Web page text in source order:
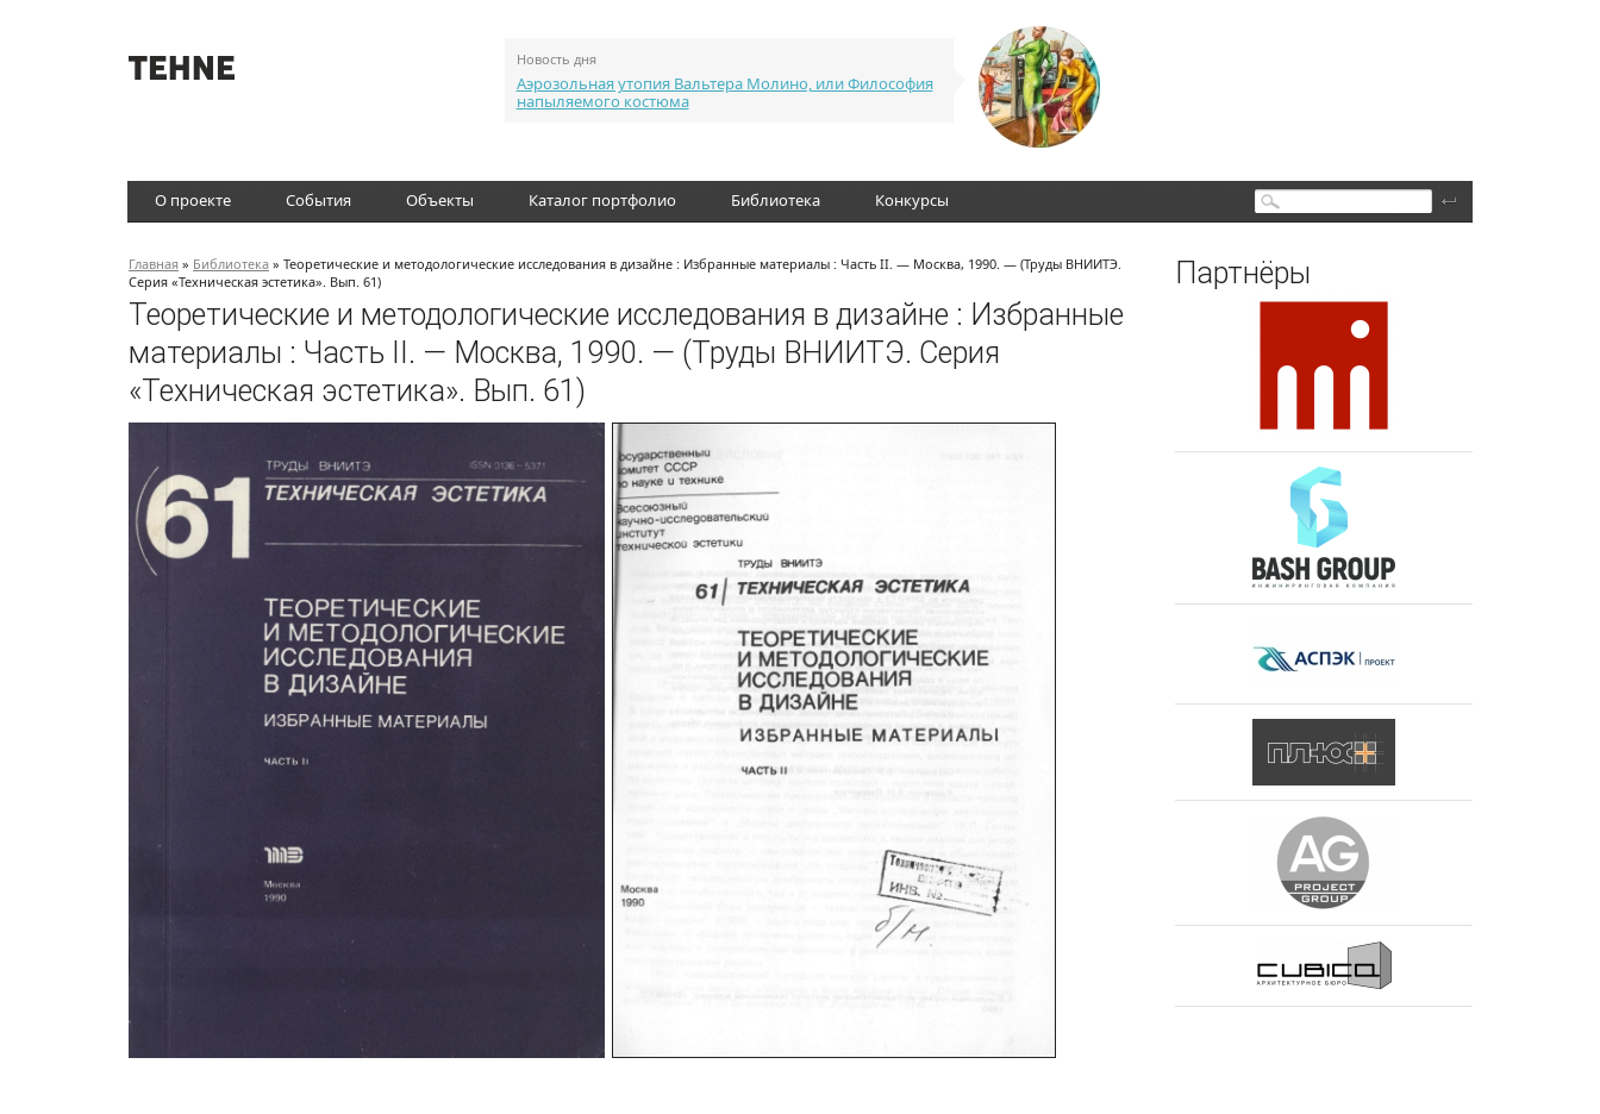
Новость дня
Аэрозольная утопия Вальтера Молино, или Философия
напыляемого костюма
О проекте События Объекты Каталог портфолио Библиотека Конкурсы Поиск
Главная » Библиотека » Теоретические и методологические исследования в дизайне : Избранные материалы : Часть II. — Москва, 1990. — (Труды ВНИИТЭ.
Серия «Техническая эстетика». Вып. 61)
Теоретические и методологические исследования в дизайне : Избранные
материалы : Часть II. — Москва, 1990. — (Труды ВНИИТЭ. Серия
«Техническая эстетика». Вып. 61)
Партнёры